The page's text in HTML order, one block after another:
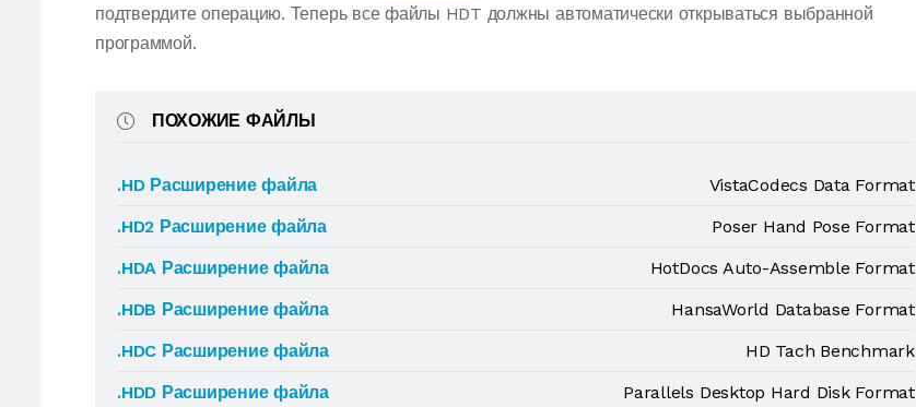
подтвердите операцию. Теперь все файлы HDT должны автоматически открываться выбранной
программой.
ПОХОЖИЕ ФАЙЛЫ
.HD Расширение файла
VistaCodecs Data Format
.HD2 Расширение файла
Poser Hand Pose Format
.HDA Расширение файла
HotDocs Auto-Assemble Format
.HDB Расширение файла
HansaWorld Database Format
.HDC Расширение файла
HD Tach Benchmark
.HDD Расширение файла
Parallels Desktop Hard Disk Format